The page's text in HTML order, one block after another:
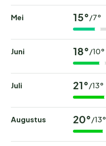
Mei 15°/7°
Juni 18°/10°
Juli 21°/13°
Augustus 20°/13°